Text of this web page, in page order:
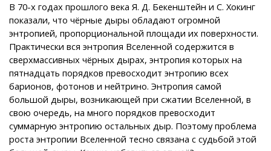
В 70-х годах прошлого века Я. Д. Бекенштейн и С. Хокинг
показали, что чёрные дыры обладают огромной
энтропией, пропорциональной площади их поверхности.
Практически вся энтропия Вселенной содержится в
сверхмассивных чёрных дырах, энтропия которых на
пятнадцать порядков превосходит энтропию всех
барионов, фотонов и нейтрино. Энтропия самой
большой дыры, возникающей при сжатии Вселенной, в
свою очередь, на много порядков превосходит
суммарную энтропию остальных дыр. Поэтому проблема
роста энтропии Вселенной тесно связана с судьбой этой